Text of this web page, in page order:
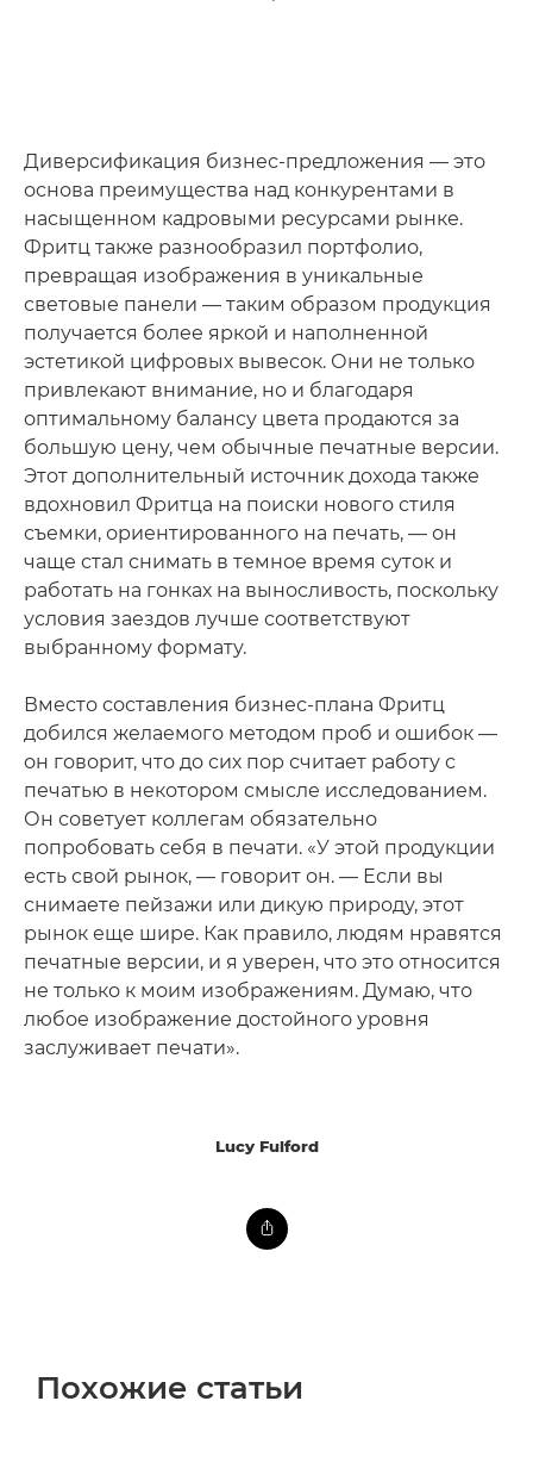
Диверсификация бизнес-предложения — это
основа преимущества над конкурентами в
насыщенном кадровыми ресурсами рынке.
Фритц также разнообразил портфолио,
превращая изображения в уникальные
световые панели — таким образом продукция
получается более яркой и наполненной
эстетикой цифровых вывесок. Они не только
привлекают внимание, но и благодаря
оптимальному балансу цвета продаются за
большую цену, чем обычные печатные версии.
Этот дополнительный источник дохода также
вдохновил Фритца на поиски нового стиля
съемки, ориентированного на печать, — он
чаще стал снимать в темное время суток и
работать на гонках на выносливость, поскольку
условия заездов лучше соответствуют
выбранному формату.
Вместо составления бизнес-плана Фритц
добился желаемого методом проб и ошибок —
он говорит, что до сих пор считает работу с
печатью в некотором смысле исследованием.
Он советует коллегам обязательно
попробовать себя в печати. «У этой продукции
есть свой рынок, — говорит он. — Если вы
снимаете пейзажи или дикую природу, этот
рынок еще шире. Как правило, людям нравятся
печатные версии, и я уверен, что это относится
не только к моим изображениям. Думаю, что
любое изображение достойного уровня
заслуживает печати».
Lucy Fulford
Похожие статьи